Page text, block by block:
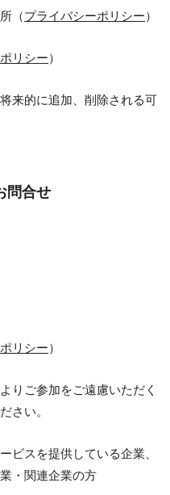
（プライバシーポリシー）
リシー）
来的に追加、削除される可
問合せ
リシー）
りご参加をご遠慮いただく
さい。
ビスを提供している企業、
・関連企業の方